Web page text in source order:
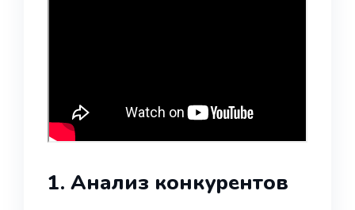
1. Анализ конкурентов